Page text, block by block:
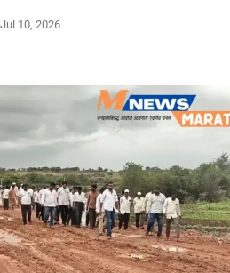
Jul 10, 2026